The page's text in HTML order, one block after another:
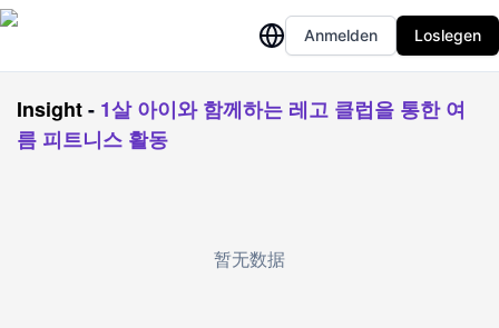
Anmelden Loslegen
Insight- 1살 아이와 함께하는 레고 클럽을 통한 여
름 피트니스 활동
暂无数据